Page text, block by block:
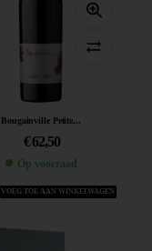
Bougainville Petite...
€62,50
Op voorraad
VOEG TOE AAN WINKELWAGEN